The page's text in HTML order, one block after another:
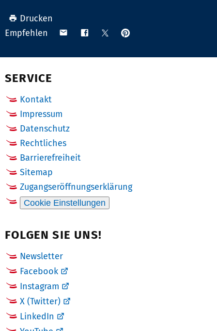
Drucken
Empfehlen
Teilen Teilen TeilenAnpinnen
SERVICE
Kontakt
Impressum
Datenschutz
Rechtliches
Barrierefreiheit
Sitemap
Zugangseröffnungserklärung
Cookie Einstellungen
FOLGEN SIE UNS!
Newsletter
Facebook
Instagram
X (Twitter)
LinkedIn